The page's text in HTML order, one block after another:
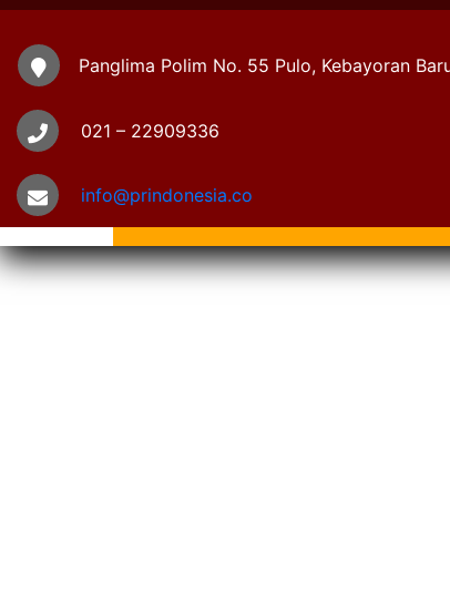
Panglima Polim No. 55 Pulo, Kebayoran
021 – 22909336
info@prindonesia.co